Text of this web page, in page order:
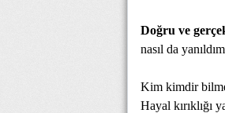
Doğru ve
nasıl da
Kim kimdir
Hayal kırıklığı